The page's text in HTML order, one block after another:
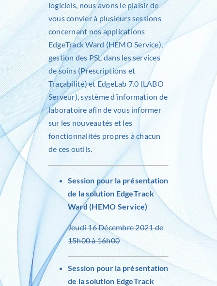
Inlog recrute
Contact
logiciels, nous avons le plaisir de
vous convier à plusieurs sessions
concernant nos applications
EdgeTrack Ward (HEMO Service),
gestion des PSL dans les services
de soins (Prescriptions et
Traçabilité) et EdgeLab 7.0 (LABO
Serveur), système d’information de
laboratoire afin de vous informer
sur les nouveautés et les
fonctionnalités propres à chacun
de ces outils.
Session pour la présentation
de la solution EdgeTrack
Ward (HEMO Service)
Jeudi 16 Décembre 2021 de
15h00 à 16h00
Session pour la présentation
de la solution EdgeTrack